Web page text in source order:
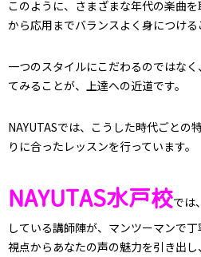
このように、さまざまな年代の楽曲
から応用までバランスよく身につける
一つのスタイルにこだわるのではな
てみることが、上達への近道です。
NAYUTASでは、こうした時代ごとの
りに合ったレッスンを行っています。
NAYUTAS水戸校では
している講師陣が、マンツーマンで
視点からあなたの声の魅力を引き出